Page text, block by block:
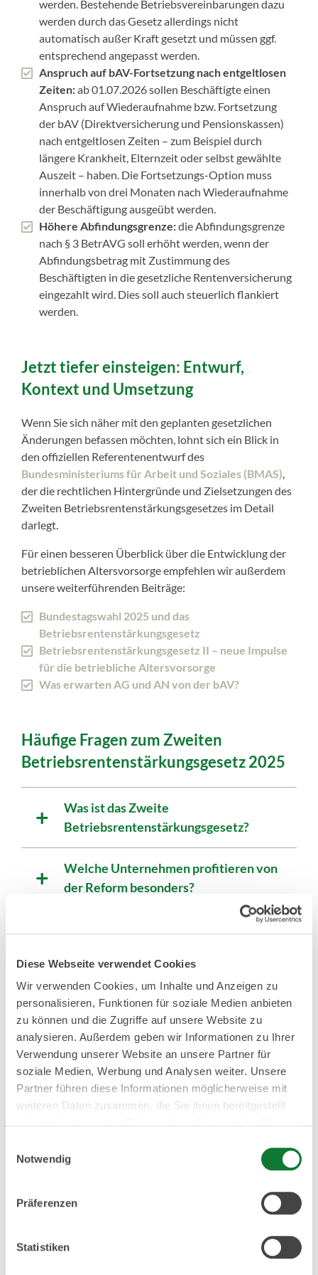
Diese Webseite verwendet Cookies
Wir verwenden Cookies, um Inhalte und Anzeigen zu
personalisieren, Funktionen für soziale Medien anbieten
zu können und die Zugriffe auf unsere Website zu
analysieren. Außerdem geben wir Informationen zu Ihrer
Verwendung unserer Website an unsere Partner für
soziale Medien, Werbung und Analysen weiter. Unsere
Partner führen diese Informationen möglicherweise mit
weiteren Daten zusammen, die Sie ihnen bereitgestellt
Notwendig
Präferenzen
Statistiken
werden. Bestehende Betriebsvereinbarungen dazu
werden durch das Gesetz allerdings nicht
automatisch außer Kraft gesetzt und müssen ggf.
entsprechend angepasst werden.
Anspruch auf bAV-Fortsetzung nach entgeltlosen
Zeiten:ab 01.07.2026 sollen Beschäftigte einen
Anspruch auf Wiederaufnahme bzw. Fortsetzung
der bAV (Direktversicherung und Pensionskassen)
nach entgeltlosen Zeiten – zum Beispiel durch
längere Krankheit, Elternzeit oder selbst gewählte
Auszeit – haben. Die Fortsetzungs-Option muss
innerhalb von drei Monaten nach Wiederaufnahme
der Beschäftigung ausgeübt werden.
Höhere Abfindungsgrenze:die Abfindungsgrenze
nach § 3 BetrAVG soll erhöht werden, wenn der
Abfindungsbetrag mit Zustimmung des
Beschäftigten in die gesetzliche Rentenversicherung
eingezahlt wird. Dies soll auch steuerlich flankiert
werden.
Jetzt tiefer einsteigen: Entwurf,
Kontext und Umsetzung
Wenn Sie sich näher mit den geplanten gesetzlichen
Änderungen befassen möchten, lohnt sich ein Blick in
den offiziellen Referentenentwurf des
Bundesministeriums für Arbeit und Soziales (BMAS)
der die rechtlichen Hintergründe und Zielsetzungen des
Zweiten Betriebsrentenstärkungsgesetzes im Detail
darlegt.
Für einen besseren Überblick über die Entwicklung der
betrieblichen Altersvorsorge empfehlen wir außerdem
unsere weiterführenden Beiträge:
Bundestagswahl 2025 und das
Betriebsrentenstärkungsgesetz
Betriebsrentenstärkungsgesetz II – neue Impulse
für die betriebliche Altersvorsorge
Was erwarten AG und AN von der bAV?
Häufige Fragen zum Zweiten
Betriebsrentenstärkungsgesetz 2025
Was ist das Zweite
Betriebsrentenstärkungsgesetz?
Welche Unternehmen profitieren von
der Reform besonders?
Was bedeutet „Opting Out“ ohne
Tarifbindung?
Gibt es neue Regelungen zur
Fortsetzung der bAV nach Auszeiten?
kompetenter Prozesspartner bei bAV
Behrschmidt & Kollegen ist kompetenter Partner für
Unternehmen als Arbeitgeber und für Beschäftigte,
geht. Beide Seiten profitieren von unseren vielfältigen